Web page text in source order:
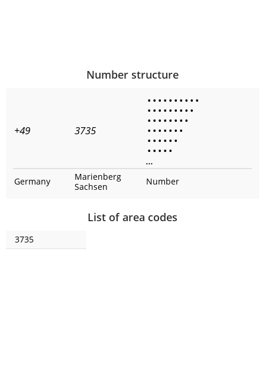
Number structure
+49 3735
• • • • • • • • • •
• • • • • • • • •
• • • • • • • •
• • • • • • •
• • • • • •
• • • • •
...
Germany
Marienberg
Sachsen
Number
List of area codes
3735